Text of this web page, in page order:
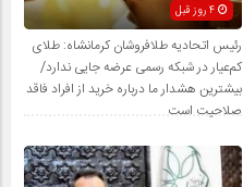
رئیس اتحادیه طلافروشان کرمانشاه: طلای
کم‌عیار در شبکه رسمی عرضه جایی ندارد/
بیشترین هشدار ما درباره خرید از افراد فاقد
صلاحیت است